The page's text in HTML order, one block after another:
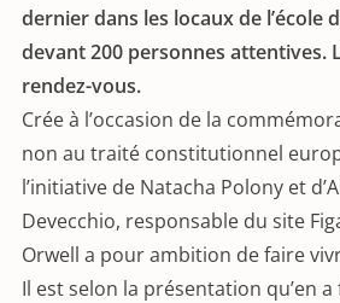
dernier dans les locaux de l’école
devant 200 personnes attentives.
rendez-vous.
Crée à l’occasion de la
non au traité constitutionnel
l’initiative de Natacha Polony et
Devecchio, responsable du site
Orwell a pour ambition de faire
Il est selon la présentation qu’en